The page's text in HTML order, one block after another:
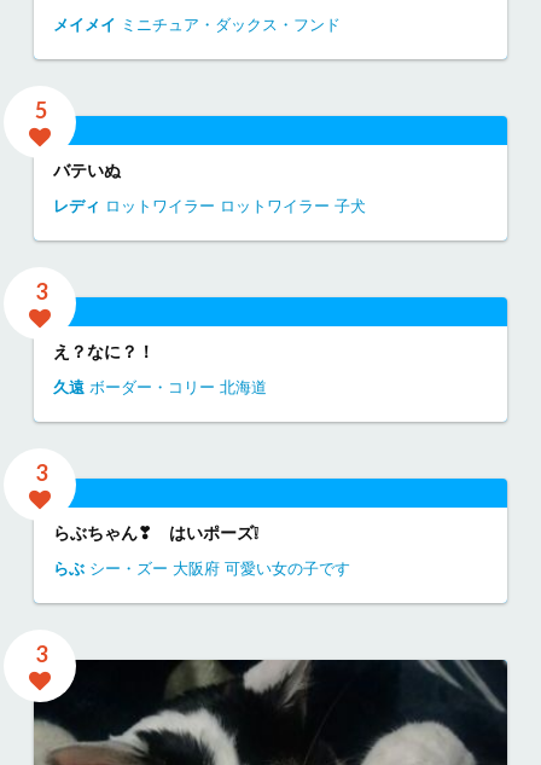
メイメイ ミニチュア・ダックス・フンド
5
バテいぬ
レディ ロットワイラー ロットワイラー 子犬
3
え？なに？！
久遠 ボーダー・コリー 北海道
3
らぶちゃん❣ はいポーズ❕
らぶ シー・ズー 大阪府 可愛い女の子です
3